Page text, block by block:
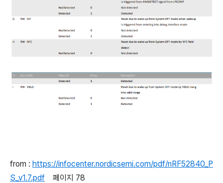
from : https://infocenter.nordicsemi.com/pdf/nRF52840_P
S_v1.7.pdf 페이지 78